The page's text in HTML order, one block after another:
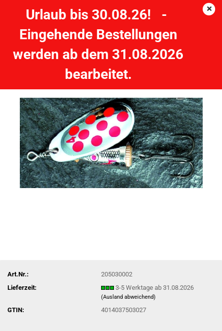
Urlaub bis 30.08.26! -
Eingehende Bestellungen
werden ab dem 31.08.2026
bearbeitet.
JENZI Phantom-F Glockenspinner - Silber-Rot - 6 Gramm
Art.Nr.:
205030002
Lieferzeit:
3-5 Werktage ab 31.08.2026
(Ausland abweichend)
GTIN: 4014037503027